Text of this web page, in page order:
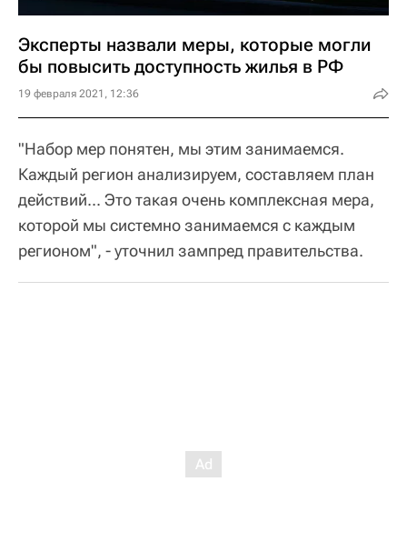
Эксперты назвали меры, которые могли
бы повысить доступность жилья в РФ
19 февраля 2021, 12:36
"Набор мер понятен, мы этим занимаемся.
Каждый регион анализируем, составляем план
действий... Это такая очень комплексная мера,
которой мы системно занимаемся с каждым
регионом", - уточнил зампред правительства.